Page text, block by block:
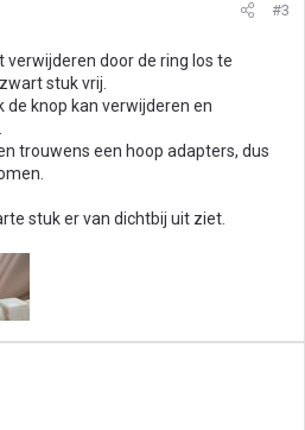
#3
verwijderen door de ring los te
stuk vrij.
de knop kan verwijderen en
trouwens een hoop adapters, dus
stuk er van dichtbij uit ziet.